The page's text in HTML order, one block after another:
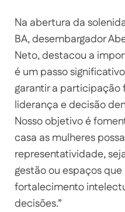
Na abertura da
BA, desembargador
Neto, destacou a
é um passo
garantir a participação
liderança e decisão
Nosso objetivo é
casa as mulheres
representatividade,
gestão ou espaços
fortalecimento
decisões.”